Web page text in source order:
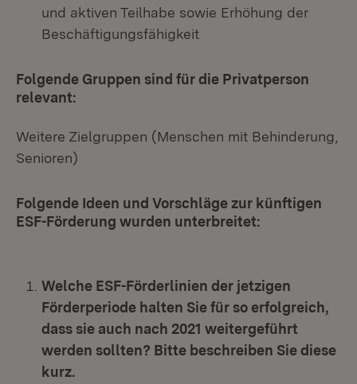
und aktiven Teilhabe sowie Erhöhung der
Beschäftigungsfähigkeit
Folgende Gruppen sind für die Privatperson
relevant:
Weitere Zielgruppen (Menschen mit Behinderung,
Senioren)
Folgende Ideen und Vorschläge zur künftigen
ESF-Förderung wurden unterbreitet:
Welche ESF-Förderlinien der jetzigen
Förderperiode halten Sie für so erfolgreich,
dass sie auch nach 2021 weitergeführt
werden sollten? Bitte beschreiben Sie diese
kurz.